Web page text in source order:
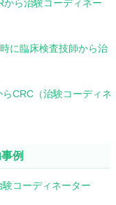
から治験コーディネー
に臨床検査技師から治
CRC（治験コーディネ
例
験コーディネーター